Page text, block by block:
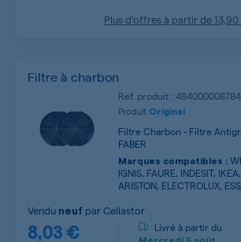
Plus d’offres à partir de
Filtre à charbon
Ref. produit : 484000008784
Produit Original
Filtre Charbon - Filtre
FABER
Marques compatibles :
IGNIS, FAURE, INDESIT,
ARISTON, ELECTROLUX,
8,03 €
Vendu neuf parCellastor
Livré à partir du
Mercredi 5 août